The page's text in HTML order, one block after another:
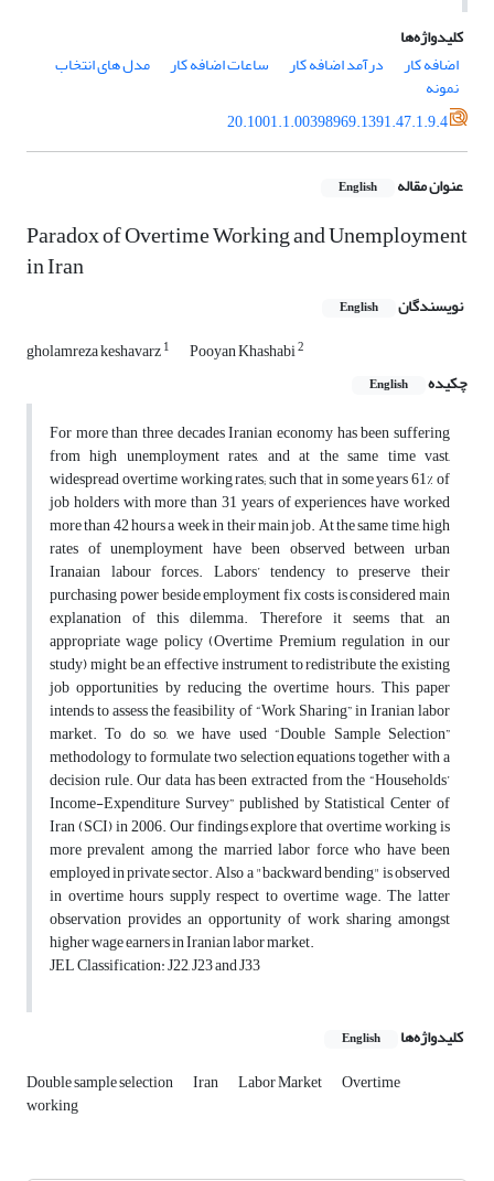
کلیدواژه‌ها
اضافه کار
درآمد اضافه کار ساعات اضافه کار مدل های انتخاب
نمونه
20.1001.1.00398969.1391.47.1.9.4
عنوان مقاله English
Paradox of Overtime Working and Unemployment
in Iran
نویسندگان English
gholamreza keshavarz1 Pooyan Khashabi2
چکیده English
For more than three decades Iranian economy has been suffering
from high unemployment rates, and at the same time vast,
widespread overtime working rates; such that in some years 61% of
job holders with more than 31 years of experiences have worked
more than 42 hours a week in their main job. At the same time, high
rates of unemployment have been observed between urban
Iranaian labour forces. Labors’ tendency to preserve their
purchasing power beside employment fix costs is considered main
explanation of this dilemma. Therefore it seems that, an
appropriate wage policy (Overtime Premium regulation in our
study) might be an effective instrument to redistribute the existing
job opportunities by reducing the overtime hours. This paper
intends to assess the feasibility of “Work Sharing” in Iranian labor
market. To do so, we have used “Double Sample Selection”
methodology to formulate two selection equations together with a
decision rule. Our data has been extracted from the “Households’
Income-Expenditure Survey” published by Statistical Center of
Iran (SCI) in 2006. Our findings explore that overtime working is
more prevalent among the married labor force who have been
employed in private sector. Also a "backward bending" is observed
in overtime hours supply respect to overtime wage. The latter
observation provides an opportunity of work sharing amongst
higher wage earners in Iranian labor market.
JEL Classification: J22, J23 and J33
کلیدواژه‌ها English
Double sample selection Iran Labor Market Overtime
working